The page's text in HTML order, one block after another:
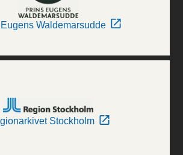
Waldemarsudde
Stockholm